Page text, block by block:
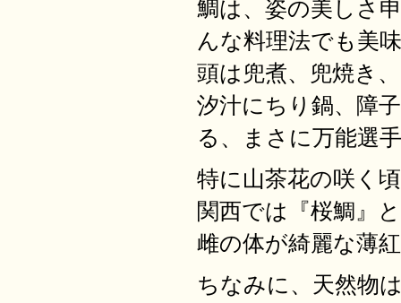
鯛は、姿の美しさ
んな料理法でも美
頭は兜煮、兜焼き
汐汁にちり鍋、障
る、まさに万能選
特に山茶花の咲く
関西では『桜鯛』
雌の体が綺麗な薄
ちなみに、天然物